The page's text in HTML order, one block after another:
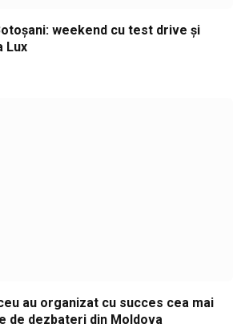
weekend cu test drive și
Lux
au organizat cu succes cea mai
de dezbateri din Moldova